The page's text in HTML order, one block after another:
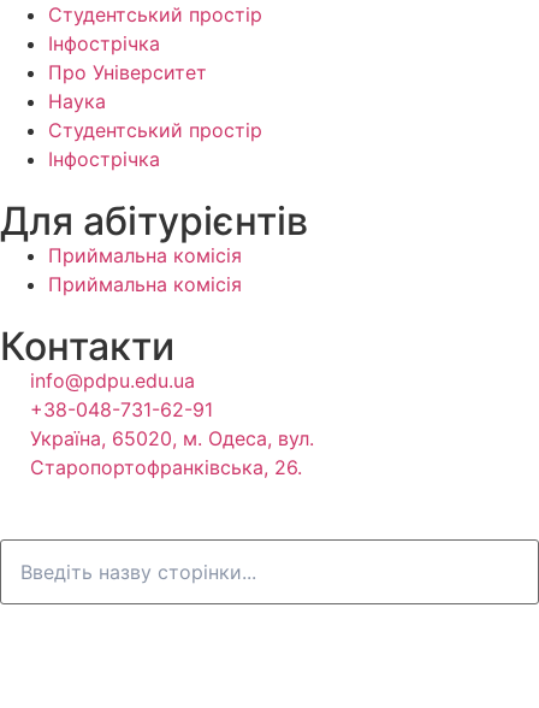
Студентський простір
Інфострічка
Про Університет
Наука
Студентський простір
Інфострічка
Для абітурієнтів
Приймальна комісія
Приймальна комісія
Контакти
info@pdpu.edu.ua
+38-048-731-62-91
Україна, 65020, м. Одеса, вул.
Старопортофранківська, 26.